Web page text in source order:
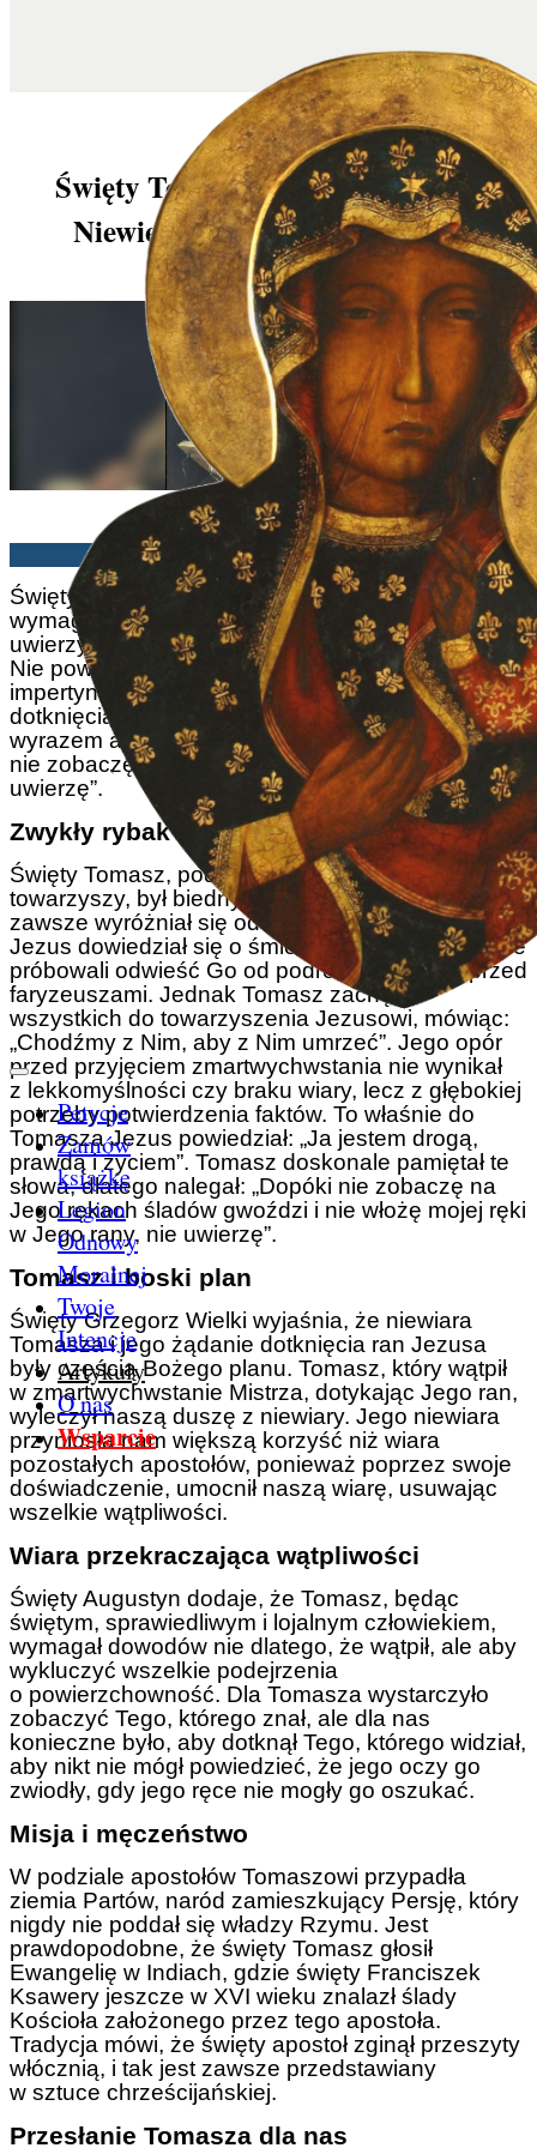
Petycje
Zamów
książkę
Legion
Odnowy
Moralnej
Twoje
Intencje
Artykuły
O nas
Wsparcie
Święty Tomasz Apostoł – Apostoł
Niewierny czy Apostoł Wiary?
Plinio Corrêa de Oliveira | 03/07/2024
Święty Tomasz był jedynym z apostołów, który
wymagał niepodważalnych dowodów, aby
uwierzyć w zmartwychwstanie Jezusa Chrystusa.
Nie powinniśmy ganić go za pozorną
impertynencję, ponieważ jego pragnienie
dotknięcia ran ukrzyżowanego Zbawiciela było
wyrazem autentycznej troski o prawdę: „Dopóki
nie zobaczę i nie włożę ręki w ranę na boku, nie
uwierzę”.
Zwykły rybak o wielkiej odwadze
Święty Tomasz, podobnie jak większość jego
towarzyszy, był biednym rybakiem. Mimo to
zawsze wyróżniał się odwagą i oddaniem. Gdy
Jezus dowiedział się o śmierci Łazarza, uczniowie
próbowali odwieść Go od podróży w obawie przed
faryzeuszami. Jednak Tomasz zachęcił
wszystkich do towarzyszenia Jezusowi, mówiąc:
„Chodźmy z Nim, aby z Nim umrzeć”. Jego opór
przed przyjęciem zmartwychwstania nie wynikał
z lekkomyślności czy braku wiary, lecz z głębokiej
potrzeby potwierdzenia faktów. To właśnie do
Tomasza Jezus powiedział: „Ja jestem drogą,
prawdą i życiem”. Tomasz doskonale pamiętał te
słowa, dlatego nalegał: „Dopóki nie zobaczę na
Jego rękach śladów gwoździ i nie włożę mojej ręki
w Jego rany, nie uwierzę”.
Tomasz i boski plan
Święty Grzegorz Wielki wyjaśnia, że niewiara
Tomasza i jego żądanie dotknięcia ran Jezusa
były częścią Bożego planu. Tomasz, który wątpił
w zmartwychwstanie Mistrza, dotykając Jego ran,
wyleczył naszą duszę z niewiary. Jego niewiara
przyniosła nam większą korzyść niż wiara
pozostałych apostołów, ponieważ poprzez swoje
doświadczenie, umocnił naszą wiarę, usuwając
wszelkie wątpliwości.
Wiara przekraczająca wątpliwości
Święty Augustyn dodaje, że Tomasz, będąc
świętym, sprawiedliwym i lojalnym człowiekiem,
wymagał dowodów nie dlatego, że wątpił, ale aby
wykluczyć wszelkie podejrzenia
o powierzchowność. Dla Tomasza wystarczyło
zobaczyć Tego, którego znał, ale dla nas
konieczne było, aby dotknął Tego, którego widział,
aby nikt nie mógł powiedzieć, że jego oczy go
zwiodły, gdy jego ręce nie mogły go oszukać.
Misja i męczeństwo
W podziale apostołów Tomaszowi przypadła
ziemia Partów, naród zamieszkujący Persję, który
nigdy nie poddał się władzy Rzymu. Jest
prawdopodobne, że święty Tomasz głosił
Ewangelię w Indiach, gdzie święty Franciszek
Ksawery jeszcze w XVI wieku znalazł ślady
Kościoła założonego przez tego apostoła.
Tradycja mówi, że święty apostoł zginął przeszyty
włócznią, i tak jest zawsze przedstawiany
w sztuce chrześcijańskiej.
Przesłanie Tomasza dla nas